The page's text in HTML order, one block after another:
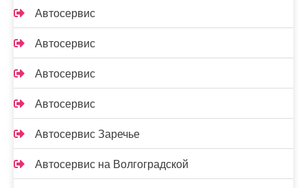
Автосервис
Автосервис
Автосервис
Автосервис
Автосервис Заречье
Автосервис на Волгоградской